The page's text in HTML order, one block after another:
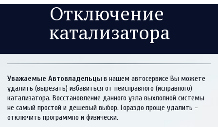
Отключение
катализатора
Уважаемые Автовладельцы в нашем автосервисе Вы можете
удалить (вырезать) избавиться от неисправного (исправного)
катализатора. Восстановление данного узла выхлопной системы
не самый простой и дешевый выбор. Гораздо проще удалить -
отключить программно и физически.